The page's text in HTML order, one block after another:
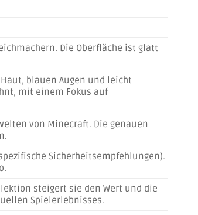
Die Oberfläche ist glatt
blauen Augen und leicht
mit einem Fokus auf
von Minecraft. Die genauen
Sicherheitsempfehlungen).
steigert sie den Wert und die
Spielerlebnisses.